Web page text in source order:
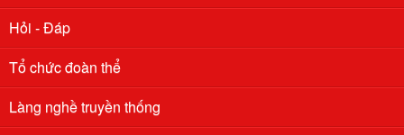
Hỏi - Đáp
Tổ chức đoàn thể
Làng nghề truyền thống
UBND xã Diễn Hồng lấy ý kiến cử tri về chủ trương sắp xếp đơn vị
hành chính cấp xã trên địa bàn xã Diễn Hồng
UBND xã Diễn Hồng thông báo Về việc công khai danh sách các
đơn vị xóm đạt danh hiệu “Xóm/khối văn hóa” năm 2024 trên địa
bàn xã Diễn Hồng